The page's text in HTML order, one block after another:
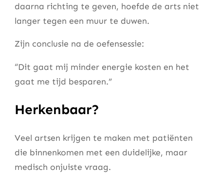
daarna richting te geven, hoefde de arts niet
langer tegen een muur te duwen.
Zijn conclusie na de oefensessie:
“Dit gaat mij minder energie kosten en het
gaat me tijd besparen.”
Herkenbaar?
Veel artsen krijgen te maken met patiënten
die binnenkomen met een duidelijke, maar
medisch onjuiste vraag.